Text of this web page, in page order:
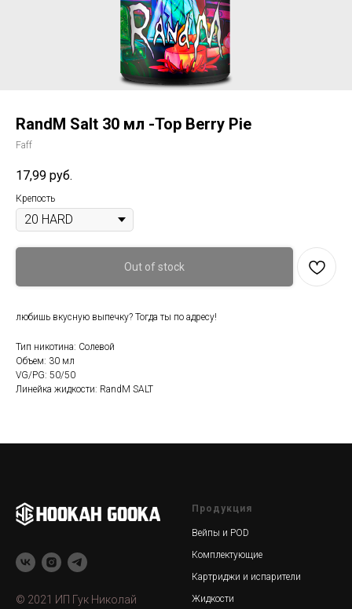
RandM Salt 30 мл -Top Berry Pie
Faff
17,99 руб.
Крепость
Out of stock
любишь вкусную выпечку? Тогда ты по адресу!
Тип никотина: Солевой
Объем: 30 мл
VG/PG: 50/50
Линейка жидкости: RandM SALT
© 2021 ИП Гук Николай
Продукция
Вейпы и POD
Комплектующие
Картриджи и испарители
Жидкости